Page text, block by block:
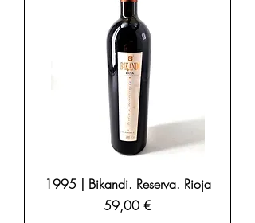
1995 | Bikandi. Reserva. Rioja
Precio
59,00 €